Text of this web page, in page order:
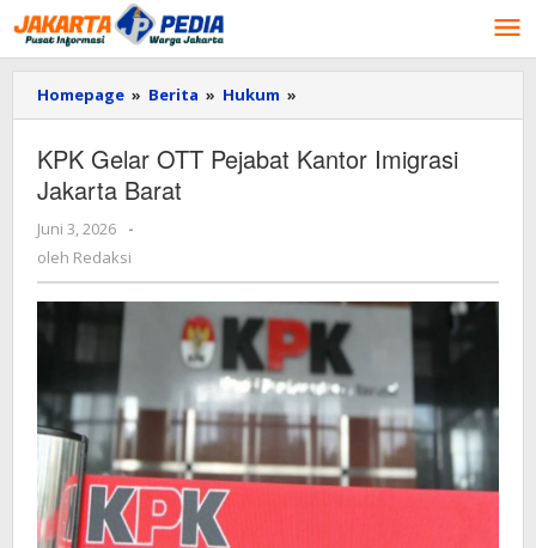
Lewati
ke
konten
Homepage » Berita » Hukum »
Gelar
Pejabat
KPK Gelar OTT Pejabat Kantor Imigrasi
Jakarta Barat
Juni 3, 2026
oleh
Redaksi
-
oleh Redaksi